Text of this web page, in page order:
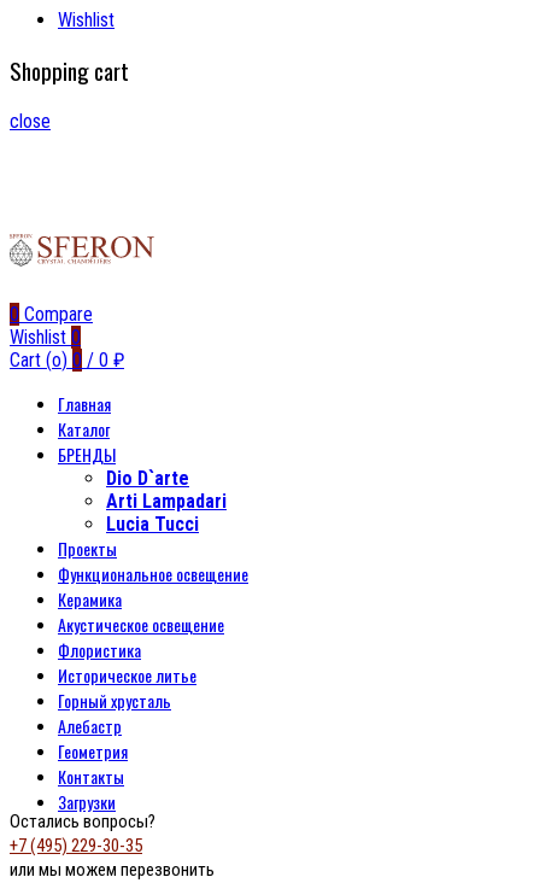
Wishlist
Shopping cart
close
0 Compare
Wishlist 0
Cart (o) 0 / 0 ₽
Главная
Каталог
БРЕНДЫ
Dio D`arte
Arti Lampadari
Lucia Tucci
Проекты
Функциональное освещение
Керамика
Акустическое освещение
Флористика
Историческое литье
Горный хрусталь
Алебастр
Геометрия
Контакты
Загрузки
Остались вопросы?
+7 (495) 229-30-35
или мы можем перезвонить